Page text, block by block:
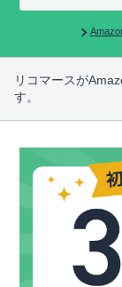
リコマースが
す。